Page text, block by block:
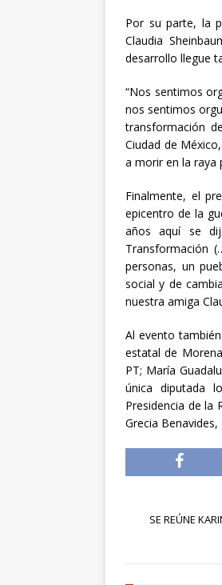
Por su parte, la
Claudia
desarrollo llegue
“Nos sentimos
nos sentimos
transformación
Ciudad de
a morir en la raya
Finalmente, el
epicentro de la
años aquí se
Transformación
personas, un
social y de
nuestra amiga
Al evento
estatal de
PT; María
única diputada
Presidencia de la
Grecia
SE REÚNE